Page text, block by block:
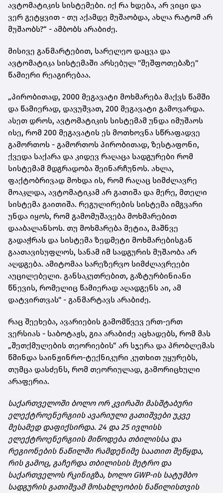
ავტომატიკის სისტემები. იქ რა ხდება, არ ვიცი და
ვერ გეტყვით - თუ აქამდე მუშაობდა, ახლა რატომ არ
მუშაობს?“ - ამბობს არაბიძე.
მისივე განმარტებით, სარელეო დაცვა და
ავტომატიკა სისტემაში არსებულ "შეშფოთებაზე"
წამიერი რეაგირებაა.
„პირობითად, 2000 მეგავატი მოხმარება მაქვს წამში
და წამიერად, დავუშვათ, 200 მეგავატი გამოვარდა.
ასეთ დროს, ავტომატიკის სისტემამ უნდა იმუშაოს
ისე, რომ 200 მეგავატის ეს მოთხოვნა სწრაფადვე
გამორთოს - გამორთოს პირობითად, ზესტაფონი,
ქვედა საქარა და კიდევ რაღაცა სადგურები რომ
სისტემამ მდგრადობა შეინარჩუნოს. ახლა,
ფაქტობრივად მოხდა ის, რომ რაღაც სიმძლავრე
მოაკლდა, ავტომატიკამ არ გათიშა და მერე, მთელი
სისტემა გაითიშა. რეგულირების სისტემა იმგვარი
უნდა იყოს, რომ გამომუშავება მოხმარებით
დააბალანსოს. თუ მოხმარება მეტია, მაშნვე
გადაჭრას და სისტემა ზედმეტი მოხმარებისგან
გაათავისუფლოს, სანამ იმ სადგურის მუშაობა არ
აღდგება. ამიტომაა სარეზერვო სიმძლავრეები
აუცილებელი. განსაკუთრებით, გაზტურბინიანი
წნევის, რომელიც წამიერად აღადგენს აი, ამ
დატვირთვას" - განმარტავს არაბიძე.
რაც შეეხება, ავარიების გამომწვევ ერთ-ერთ
ვერსიას - საბოტაჟს, გია არაბიძე აცხადებს, რომ მას
„შეთქმულების თეორიების“ არ სჯერა და პრობლემას
წმინდა საინჟინრო-ტექნიკური კუთხით უყურებს,
თუმცა დასძენს, რომ თეორიულად, გამორიცხული
არაფერია.
საქართველოში ბოლო ორ კვირაში მასშტაბური
ელექტროენერგიის ავარიული გათიშვები უკვე
მესამედ დაფიქსირდა. 24 და 25 ივლისს
ელექტროენერგიის მიწოდება თბილისსა და
რეგიონების ნაწილში რამდენიმე საათით შეწყდა,
რის გამოც, გაჩერდა თბილისის მეტრო და
საქართველოს რკინიგზა, ხოლო GWP-ის სატუმბო
სადგურის გათიშვამ მოსახლეობის ნაწილისთვის